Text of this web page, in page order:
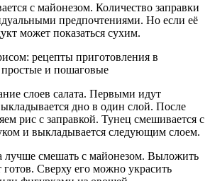
с майонезом. Количество заправки
предпочтениями. Но если её
может показаться сухим.
слоев салата. Первыми идут
дно в один слой. После
рис с заправкой. Тунец смешивается с
и выкладывается следующим слоем.
лучше смешать с майонезом. Выложить
Сверху его можно украсить